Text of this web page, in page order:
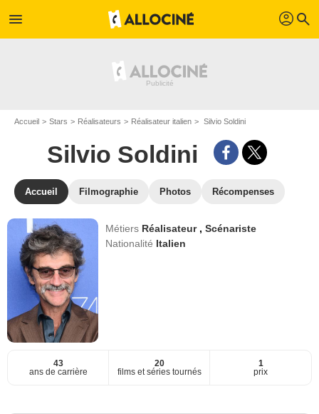
menu profil search
Accueil Stars Réalisateurs Réalisateur italien Silvio Soldini
Silvio Soldini
Accueil Filmographie Photos Récompenses
Métiers Réalisateur ,Scénariste
Nationalité Italien
43
ans de carrière
20
films et séries tournés
1
prix